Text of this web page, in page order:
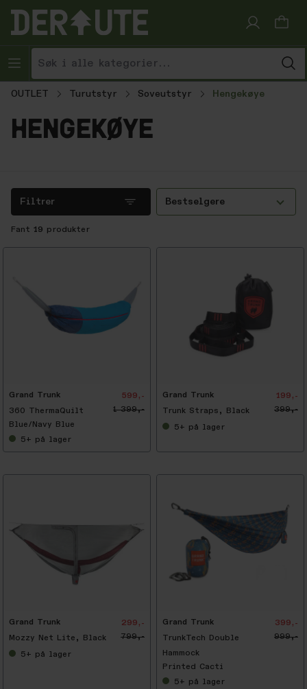
Hopp til innhold
OUTLET Turutstyr Soveutstyr Hengekøye
hengekøye
Filtrer Bestselgere
Fant 19 produkter
Grand Trunk
360 ThermaQuilt
599,-
1 399,-
Blue/Navy Blue
5+ på lager
Grand Trunk
Trunk Straps, Black
199,-
399,-
5+ på lager
Grand Trunk
Mozzy Net Lite, Black
299,-
799,-
5+ på lager
Grand Trunk
TrunkTech Double
Hammock
399,-
999,-
Printed Cacti
5+ på lager